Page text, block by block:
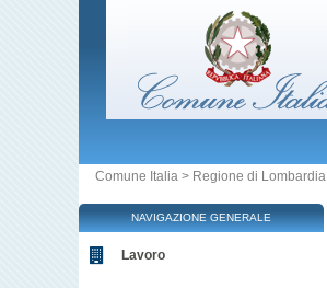
Comune Italia > Regione di Lombardia
NAVIGAZIONE GENERALE
Lavoro